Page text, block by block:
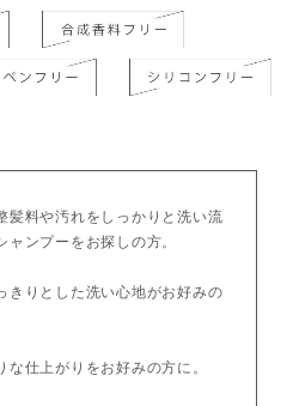
髪料や汚れをしっかりと洗い流
ャンプーをお探しの方。
きりとした洗い心地がお好みの
な仕上がりをお好みの方に。